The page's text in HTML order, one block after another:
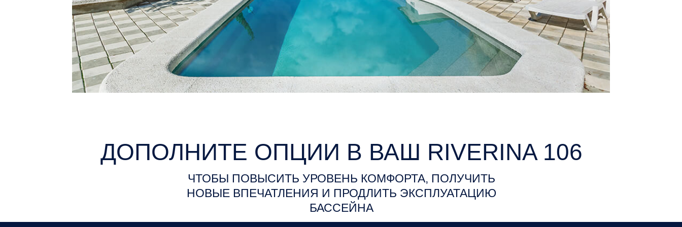
ДОПОЛНИТЕ ОПЦИИ В ВАШ RIVERINA 106
ЧТОБЫ ПОВЫСИТЬ УРОВЕНЬ КОМФОРТА, ПОЛУЧИТЬ
НОВЫЕ ВПЕЧАТЛЕНИЯ И ПРОДЛИТЬ ЭКСПЛУАТАЦИЮ
БАССЕЙНА